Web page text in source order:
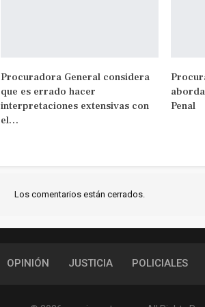
Procuradora General considera
que es errado hacer
interpretaciones extensivas con
el…
Penal
Los comentarios están cerrados.
OPINIÓN JUSTICIA POLICIALES